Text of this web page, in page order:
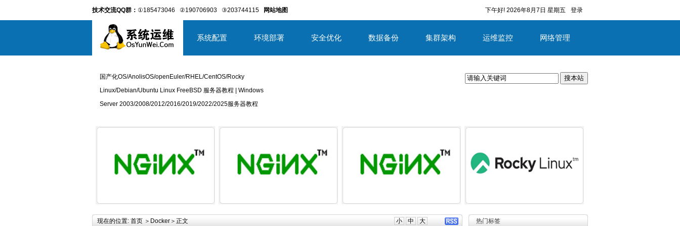
技术交流QQ群： ①185473046 ②190706903 ③203744115 网站地图 登录
下午好! 2026年8月7日 星期五
系统配置 环境部署 安全优化 数据备份 集群架构 运维监控 网络管理
国产化OS/AnolisOS/openEuler/RHEL/CentOS/Rocky
Linux/Debian/Ubuntu Linux FreeBSD 服务器教程 | Windows
Server 2003/2008/2012/2016/2019/2022/2025服务器教程
搜本站
现在的位置: 首页 ＞ Docker ＞正文 小 中 大 热门标签